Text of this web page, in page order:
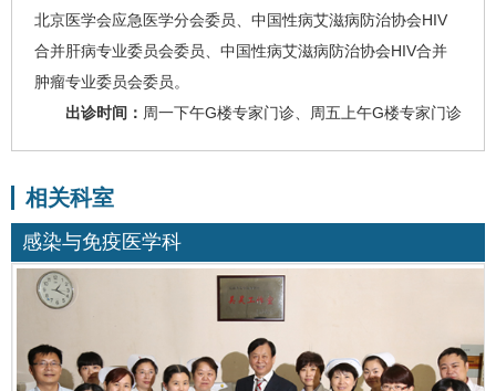
北京医学会应急医学分会委员、中国性病艾滋病防治协会HIV
合并肝病专业委员会委员、中国性病艾滋病防治协会HIV合并
肿瘤专业委员会委员。
出诊时间： 周一下午G楼专家门诊、周五上午G楼专家门诊
相关科室
感染与免疫医学科